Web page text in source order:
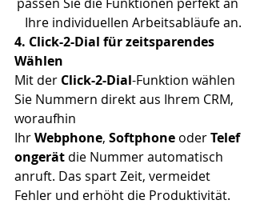
passen Sie die Funktionen perfekt an
Ihre individuellen Arbeitsabläufe an.
4. Click-2-Dial für zeitsparendes
Wählen
Mit der Click-2-Dial-Funktion wählen
Sie Nummern direkt aus Ihrem CRM,
woraufhin
Ihr Webphone, Softphone oder Telef
ongerät die Nummer automatisch
anruft. Das spart Zeit, vermeidet
Fehler und erhöht die Produktivität.